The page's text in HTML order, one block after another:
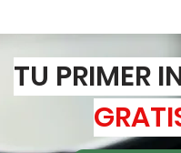
TU PRIMER